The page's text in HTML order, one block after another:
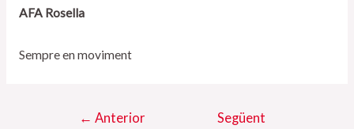
AFA Rosella
Sempre en moviment
Navegació
← Anterior
Següent